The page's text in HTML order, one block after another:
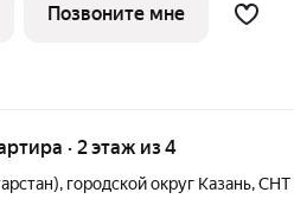
Позвоните мне
· 2 этаж из 4
, городской округ Казань,СНТ